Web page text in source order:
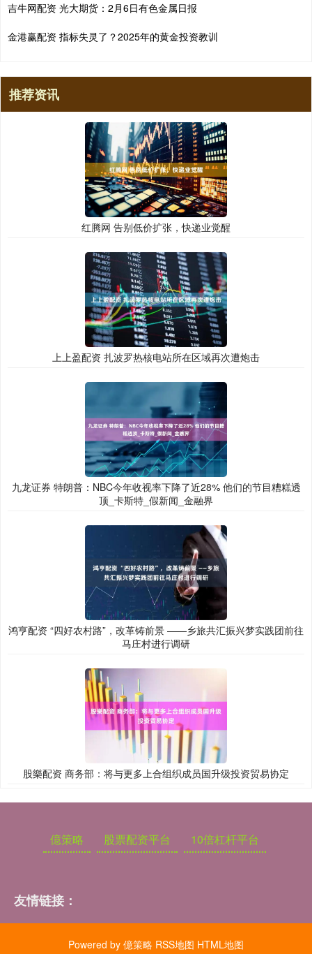
吉牛网配资 光大期货：2月6日有色金属日报
金港赢配资 指标失灵了？2025年的黄金投资教训
推荐资讯
红腾网 告别低价扩张，快递业觉醒
上上盈配资 扎波罗热核电站所在区域再次遭炮击
九龙证券 特朗普：NBC今年收视率下降了近28% 他们的节目糟糕透
顶_卡斯特_假新闻_金融界
鸿亨配资 “四好农村路”，改革铸前景 ——乡旅共汇振兴梦实践团前往
马庄村进行调研
股樂配资 商务部：将与更多上合组织成员国升级投资贸易协定
億策略 股票配资平台 10倍杠杆平台
友情链接：
Powered by 億策略 RSS地图 HTML地图